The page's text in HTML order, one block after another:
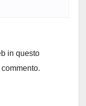
in questo